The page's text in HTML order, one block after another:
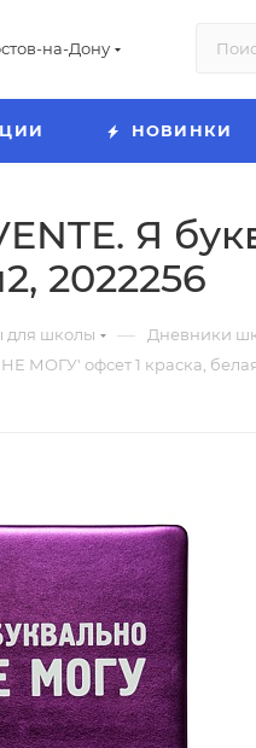
на-Дону
НОВИНКИ
Я
2022256
для школы — Дневники
МОГУ' офсет 1 краска,